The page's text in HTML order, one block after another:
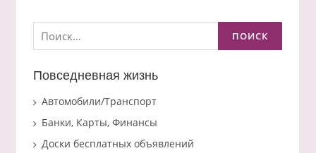
Найти:
Повседневная жизнь
Автомобили/Транспорт
Банки, Карты, Финансы
Доски бесплатных объявлений